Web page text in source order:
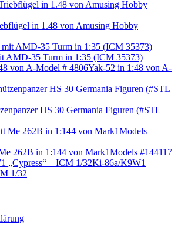
in 1.48 von Amusing Hobby
AMD-35 Turm in 1:35 (ICM 35373)
Yak-52 in 1:48 von A-
HS 30 Germania Figuren (#STL
262B in 1:144 von Mark1Models #144117
Ki-86a/K9W1
1/32